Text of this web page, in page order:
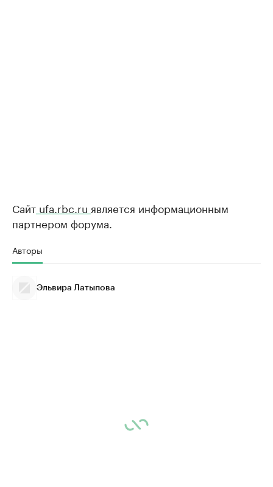
Сайт ufa.rbc.ru является информационным
партнером форума.
Авторы
Эльвира Латыпова